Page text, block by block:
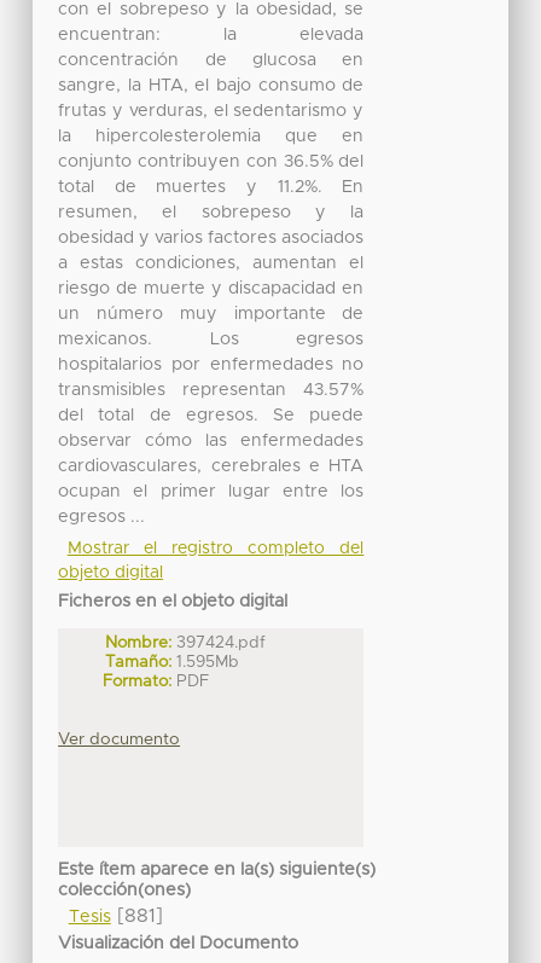
con el sobrepeso y la obesidad, se
encuentran: la elevada
concentración de glucosa en
sangre, la HTA, el bajo consumo de
frutas y verduras, el sedentarismo y
la hipercolesterolemia que en
conjunto contribuyen con 36.5% del
total de muertes y 11.2%. En
resumen, el sobrepeso y la
obesidad y varios factores asociados
a estas condiciones, aumentan el
riesgo de muerte y discapacidad en
un número muy importante de
mexicanos. Los egresos
hospitalarios por enfermedades no
transmisibles representan 43.57%
del total de egresos. Se puede
observar cómo las enfermedades
cardiovasculares, cerebrales e HTA
ocupan el primer lugar entre los
egresos ...
Mostrar el registro completo del
objeto digital
Ficheros en el objeto digital
Nombre: 397424.pdf
Tamaño: 1.595Mb
Formato: PDF
Ver documento
Este ítem aparece en la(s) siguiente(s)
colección(ones)
Tesis[881]
Visualización del Documento